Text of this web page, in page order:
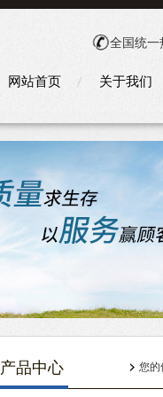
全国统一
网站首页 关于我们
产品中心 您的